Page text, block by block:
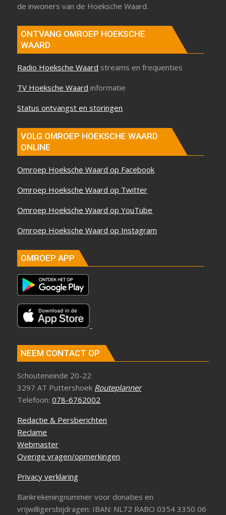
de inwoners van de Hoeksche Waard.
ONTVANG OMROEP HOEKSCHE
WAARD
Radio Hoeksche Waard streams en frequenties
TV Hoeksche Waard informatie
Status ontvangst en storingen
VOLG OMROEP HOEKSCHE WAARD
ONLINE
Omroep Hoeksche Waard op Facebook
Omroep Hoeksche Waard op Twitter
Omroep Hoeksche Waard op YouTube
Omroep Hoeksche Waard op Instagram
OMROEP APP
NEEM CONTACT OP
Schouteneinde 20-22
3297 AT Puttershoek Routeplanner
Telefoon:078-6762002
Redactie & Persberichten
Reclame
Webmaster
Overige vragen/opmerkingen
Privacy verklaring
Bankrekeningnummer voor donaties en
vrijwilligersbijdragen: IBAN: NL72 RABO 0354 3350 06